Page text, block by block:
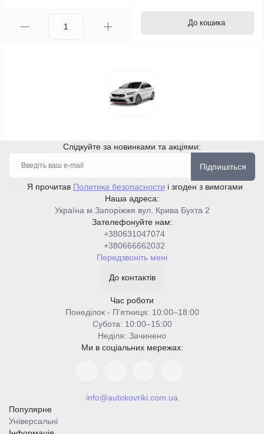
До кошика
Слідкуйте за новинками та акціями:
Підпишіться
Я прочитав Политика безопасности і згоден з вимогами
Наша адреса:
Україна м.Запоріжжя вул. Крива Бухта 2
Зателефонуйте нам:
+380631047074
+380666662032
Передзвоніть мені
До контактів
Час роботи
Понеділок - Пʼятниця: 10:00–18:00
Cубота: 10:00–15:00
Неділя: Зачинено
Ми в соціальних мережах:
info@autokovriki.com.ua
Популярне
Універсальні